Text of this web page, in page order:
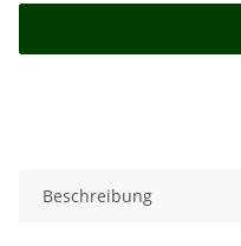
Beschreibung